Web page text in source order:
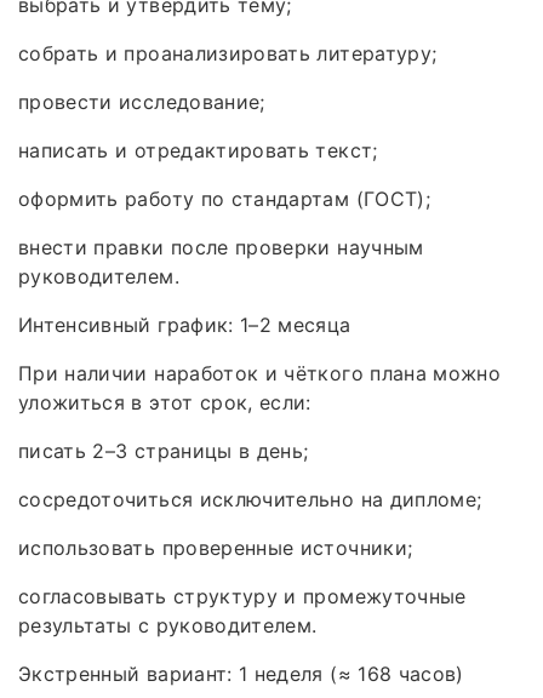
собрать и проанализировать литературу;
провести исследование;
написать и отредактировать текст;
оформить работу по стандартам (ГОСТ);
внести правки после проверки научным
руководителем.
Интенсивный график: 1–2 месяца
При наличии наработок и чёткого плана можно
уложиться в этот срок, если:
писать 2–3 страницы в день;
сосредоточиться исключительно на дипломе;
использовать проверенные источники;
согласовывать структуру и промежуточные
результаты с руководителем.
Экстренный вариант: 1 неделя (≈ 168 часов)